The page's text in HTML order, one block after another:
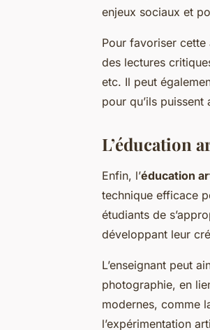
enjeux sociaux et
Pour favoriser cette
des lectures
etc. Il peut
pour qu’ils
L’éducation
Enfin, l’éducation
technique efficace
étudiants de
développant leur
L’enseignant peut
photographie, en
modernes, comme
l’expérimentation